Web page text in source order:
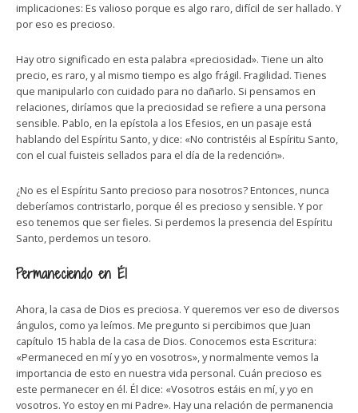
implicaciones: Es valioso porque es algo raro, difícil de ser hallado. Y
por eso es precioso.
Hay otro significado en esta palabra «preciosidad». Tiene un alto
precio, es raro, y al mismo tiempo es algo frágil. Fragilidad. Tienes
que manipularlo con cuidado para no dañarlo. Si pensamos en
relaciones, diríamos que la preciosidad se refiere a una persona
sensible. Pablo, en la epístola a los Efesios, en un pasaje está
hablando del Espíritu Santo, y dice: «No contristéis al Espíritu Santo,
con el cual fuisteis sellados para el día de la redención».
¿No es el Espíritu Santo precioso para nosotros? Entonces, nunca
deberíamos contristarlo, porque él es precioso y sensible. Y por
eso tenemos que ser fieles. Si perdemos la presencia del Espíritu
Santo, perdemos un tesoro.
Permaneciendo en Él
Ahora, la casa de Dios es preciosa. Y queremos ver eso de diversos
ángulos, como ya leímos. Me pregunto si percibimos que Juan
capítulo 15 habla de la casa de Dios. Conocemos esta Escritura:
«Permaneced en mí y yo en vosotros», y normalmente vemos la
importancia de esto en nuestra vida personal. Cuán precioso es
este permanecer en él. Él dice: «Vosotros estáis en mí, y yo en
vosotros. Yo estoy en mi Padre». Hay una relación de permanencia